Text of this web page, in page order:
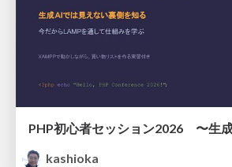
kashioka